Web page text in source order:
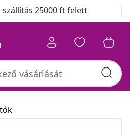
szállítás 25000 ft felett